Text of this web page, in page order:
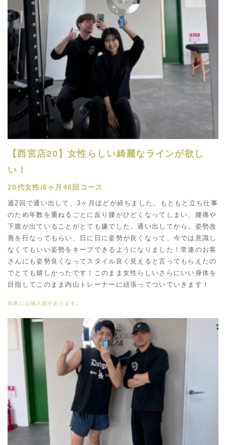
【西宮店20】女性らしい綺麗なラインが欲し
い！
20代女性/6ヶ月48回コース
週2回で通い出して、3ヶ月ほどが経ちました。もともと立ち仕事
のため年数を重ねるごとに反り腰がひどくなってしまい、腰痛や
下腹が出ていることがとても嫌でした。通い出してから、姿勢改
善を行なってもらい、日に日に姿勢が良くなって、今では意識し
なくてもいい姿勢をキープできるようになりました！常連のお客
さんにも姿勢良くなってスタイル良く見えると言ってもらえたの
でとても嬉しかったです！このまま女性らしいさらにいい身体を
目指してこのまま内山トレーナーに頑張ってついていきます！
効果には個人差があります。